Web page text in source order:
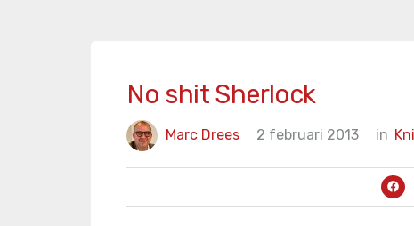
No shit Sherlock
Marc Drees 2 februari 2013 in